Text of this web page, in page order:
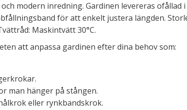
modern inredning. Gardinen levereras ofållad i
för att enkelt justera längden.
Maskintvätt 30°C.
att anpassa gardinen efter dina behov som:
man hänger på stången.
eller rynkbandskrok.